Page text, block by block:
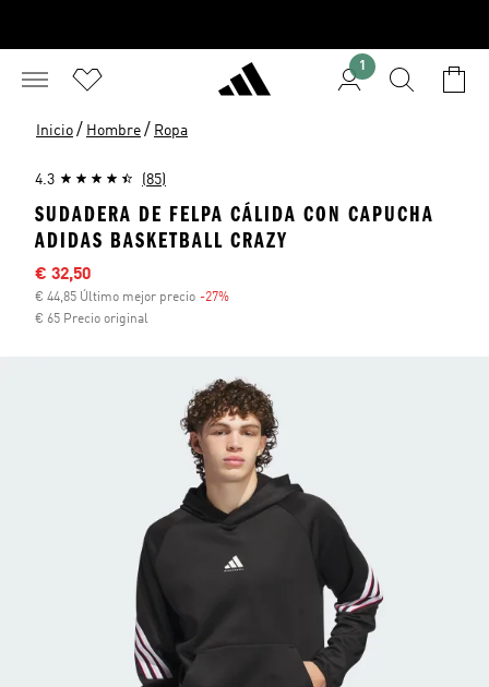
1
Inicio / Hombre / Ropa
4.3 (85)
SUDADERA DE FELPA CÁLIDA CON CAPUCHA
ADIDAS BASKETBALL CRAZY
Precio rebajado
€ 32,50
€ 44,85 Último mejor precio -27%
€ 65 Precio original